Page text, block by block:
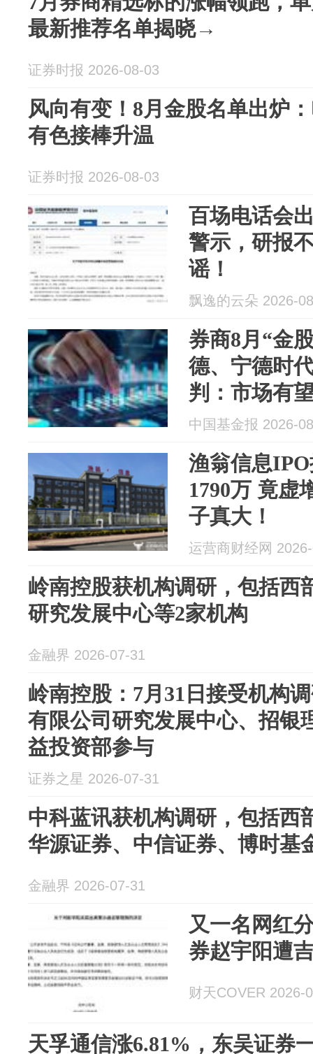
最新推荐名单揭晓→
证券时报 2026-08-03
风向有变！8月金股名单出炉
有色接棒升温
证券时报 2026-08-03
百场电话会
警示，研报
谣！
飘逸的云朵 2026-
券商8月“金
德、宁德时
判：市场有
中国基金报 2026-
渔翁信息
1790万 竟虚
子真大！
运营商财经网
岭南控股获机构调研，包括西
研究发展中心等2家机构
金融界 2026-07-31
岭南控股：7月31日接受机构
有限公司研究发展中心、招银
益投资部参与
证券之星 2026-07-31
中科蓝讯获机构调研，包括西
华源证券、中信证券、博时基
金融界 2026-07-31
又一名网红
券赵宇阳遭
财天COVER 2026-
天孚通信涨6.81%，东吴证券